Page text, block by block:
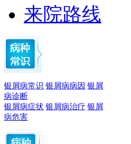
来院路线
银屑病常识 银屑病病因 银屑
病诊断
银屑病症状 银屑病治疗 银屑
病危害